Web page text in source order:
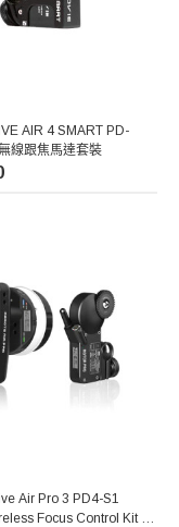
AIR 4 SMART PD-
線跟焦馬達套裝
Air Pro 3 PD4-S1
Focus Control Kit 無